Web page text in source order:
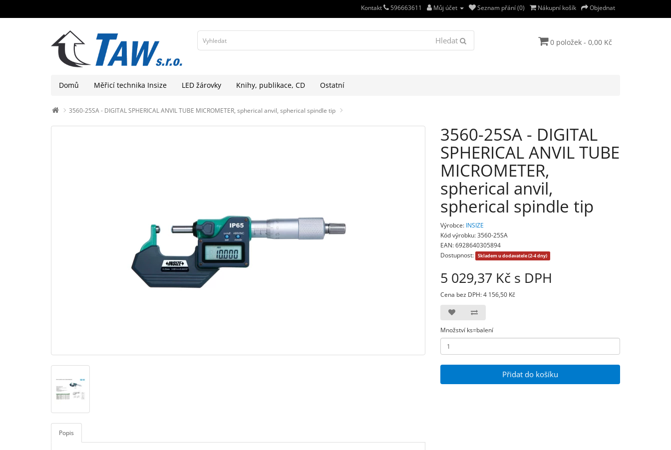
Kontakt 596663611 Můj účet Seznam přání (0) Nákupní košík Objednat
Hledat 0 položek - 0,00 Kč
Domů Měřicí technika Insize LED žárovky Knihy, publikace, CD Ostatní
3560-25SA - DIGITAL SPHERICAL ANVIL TUBE MICROMETER, spherical anvil, spherical spindle tip
Popis
3560-25SA - DIGITAL
SPHERICAL ANVIL TUBE
MICROMETER,
spherical anvil,
spherical spindle tip
Výrobce: INSIZE
Kód výrobku: 3560-25SA
EAN: 6928640305894
Dostupnost:
Skladem u dodavatele (2-4 dny)
5 029,37 Kč s DPH
Cena bez DPH: 4 156,50 Kč
Množství ks=balení
Přidat do košíku